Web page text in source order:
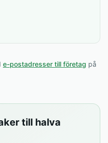
e-postadresser till företag på
till halva